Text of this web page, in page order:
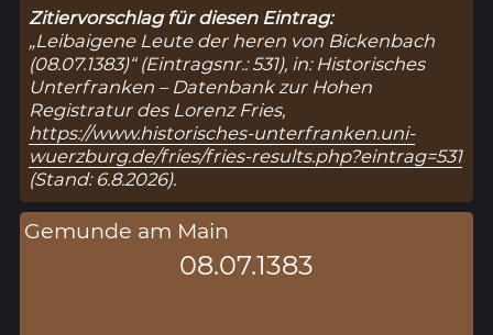
Zitiervorschlag für diesen Eintrag:
„Leibaigene Leute der heren von Bickenbach
(08.07.1383)“ (Eintragsnr.: 531), in: Historisches
Unterfranken – Datenbank zur Hohen
Registratur des Lorenz Fries,
https://www.historisches-unterfranken.uni-
wuerzburg.de/fries/fries-results.php?eintrag=531
(Stand: 6.8.2026).
Gemunde am Main
08.07.1383